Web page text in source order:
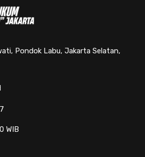
Pondok Labu, Jakarta Selatan,
WIB